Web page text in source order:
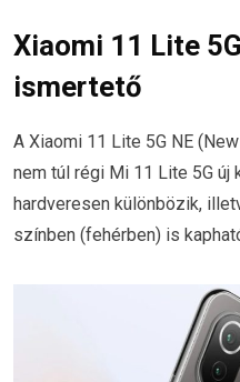
Xiaomi 11 Lite
ismertető
A Xiaomi 11 Lite 5G NE
nem túl régi Mi 11 Lite 5G új
hardveresen különbözik,
színben (fehérben) is